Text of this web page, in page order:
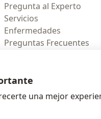
Pregunta al Experto
Servicios
Enfermedades
Preguntas Frecuentes
se abre en una
se abre en
una mejor